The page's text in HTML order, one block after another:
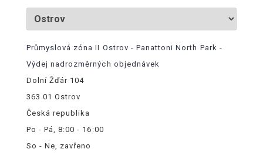
Průmyslová zóna II Ostrov - Panattoni North Park -
Výdej nadrozměrných objednávek
Dolní Žďár 104
363 01 Ostrov
Česká republika
Po - Pá, 8:00 - 16:00
So - Ne, zavřeno